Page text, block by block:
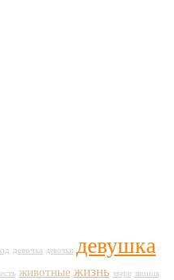
девочка девочки девушка
животные жизнь звери звонок